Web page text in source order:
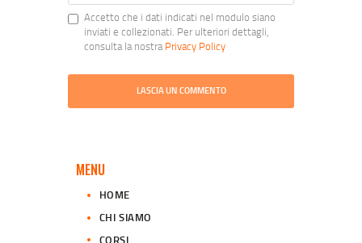
Accetto che i dati indicati nel modulo siano
inviati e collezionati. Per ulteriori dettagli,
consulta la nostraPrivacy Policy
MENU
HOME
CHI SIAMO
CORSI